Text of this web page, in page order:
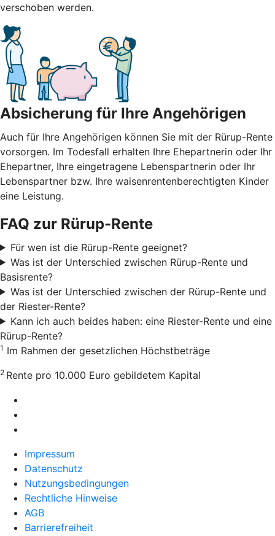
verschoben werden.
Absicherung für Ihre Angehörigen
Auch für Ihre Angehörigen können Sie mit der Rürup-Rente
vorsorgen. Im Todesfall erhalten Ihre Ehepartnerin oder Ihr
Ehepartner, Ihre eingetragene Lebenspartnerin oder Ihr
Lebenspartner bzw. Ihre waisenrentenberechtigten Kinder
eine Leistung.
FAQ zur Rürup-Rente
Für wen ist die Rürup-Rente geeignet?
Was ist der Unterschied zwischen Rürup-Rente und
Basisrente?
Was ist der Unterschied zwischen der Rürup-Rente und
der Riester-Rente?
Kann ich auch beides haben: eine Riester-Rente und eine
Rürup-Rente?
1 Im Rahmen der gesetzlichen Höchstbeträge
2 Rente pro 10.000 Euro gebildetem Kapital
Impressum
Datenschutz
Nutzungsbedingungen
Rechtliche Hinweise
AGB
Barrierefreiheit